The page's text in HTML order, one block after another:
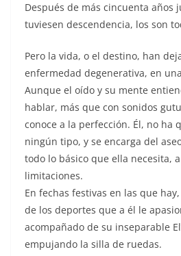
Después de más cincuenta años
tuviesen descendencia, los son
Pero la vida, o el destino, han
enfermedad degenerativa, en
Aunque el oído y su mente
hablar, más que con sonidos
conoce a la perfección. Él, no ha
ningún tipo, y se encarga del
todo lo básico que ella necesita,
limitaciones.
En fechas festivas en las que
de los deportes que a él le
acompañado de su inseparable
empujando la silla de ruedas.